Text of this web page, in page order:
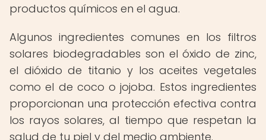
productos químicos en el agua.
Algunos ingredientes comunes en los filtros
solares biodegradables son el óxido de zinc,
el dióxido de titanio y los aceites vegetales
como el de coco o jojoba. Estos ingredientes
proporcionan una protección efectiva contra
los rayos solares, al tiempo que respetan la
salud de tu piel y del medio ambiente.